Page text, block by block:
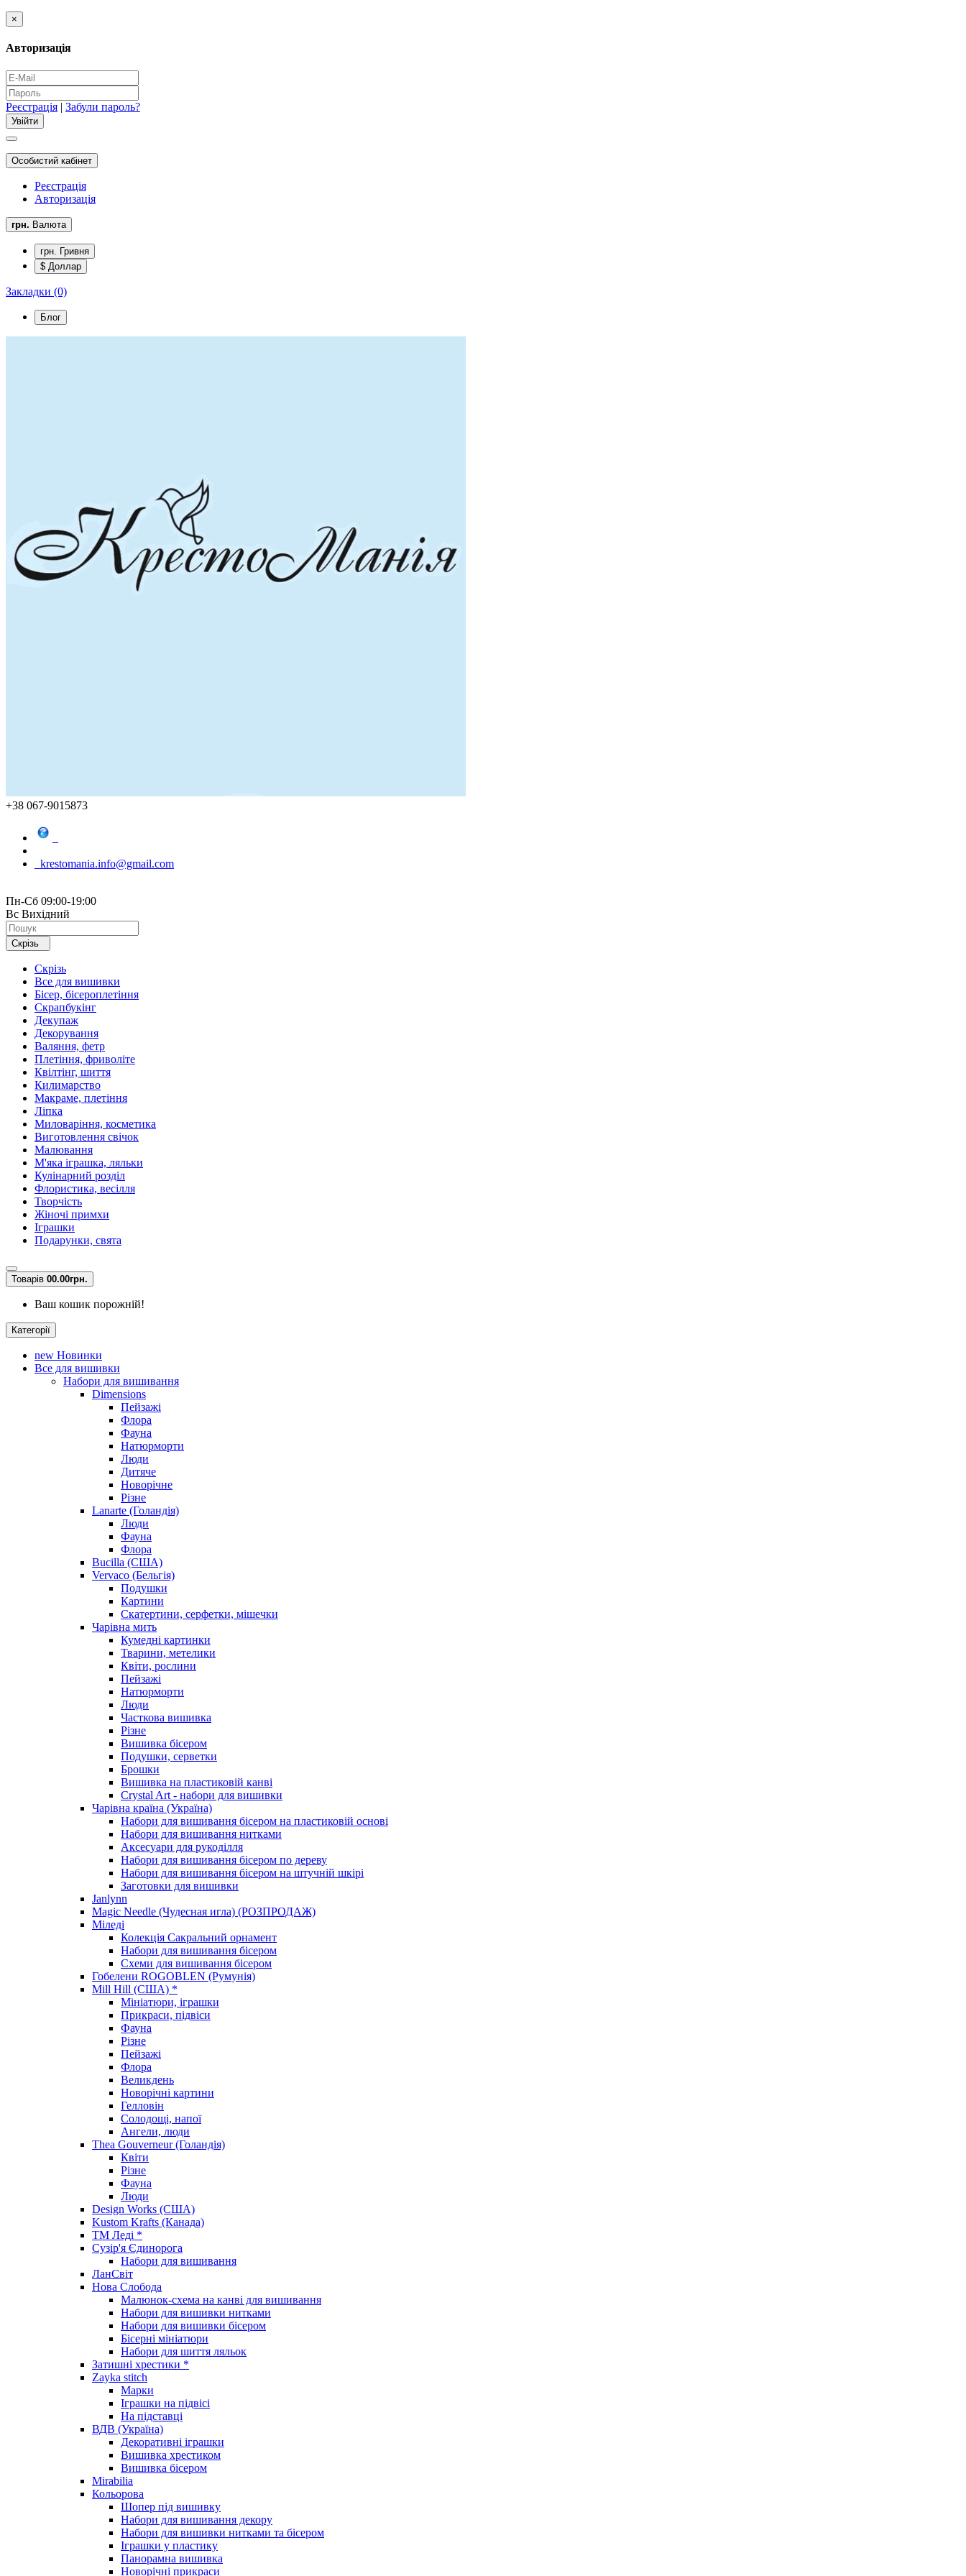
×
Авторизація
Реєстрація | Забули пароль?
Особистий кабінет
Реєстрація
Авторизація
грн. Валюта
грн. Гривня
$ Доллар
Закладки (0)
Блог
+38 067-9015873
krestomania.info@gmail.com
Пн-Сб 09:00-19:00
Вс Вихідний
Скрізь
Скрізь
Все для вишивки
Бісер, бісероплетіння
Скрапбукінг
Декупаж
Декорування
Валяння, фетр
Плетіння, фриволіте
Квілтінг, шиття
Килимарство
Макраме, плетіння
Ліпка
Миловаріння, косметика
Виготовлення свічок
Малювання
М'яка іграшка, ляльки
Кулінарний розділ
Флористика, весілля
Творчість
Жіночі примхи
Іграшки
Подарунки, свята
Товарів 00.00грн.
Ваш кошик порожній!
Категорії
new Новинки
Все для вишивки
Набори для вишивання
Dimensions
Пейзажі
Флора
Фауна
Натюрморти
Люди
Дитяче
Новорічне
Різне
Lanarte (Голандія)
Люди
Фауна
Флора
Bucilla (США)
Vervaco (Бельгія)
Подушки
Картини
Скатертини, серфетки, мішечки
Чарiвна мить
Кумедні картинки
Тварини, метелики
Квіти, рослини
Пейзажі
Натюрморти
Люди
Часткова вишивка
Різне
Вишивка бісером
Подушки, серветки
Брошки
Вишивка на пластиковій канві
Crystal Art - набори для вишивки
Чарівна країна (Україна)
Набори для вишивання бісером на пластиковій основі
Набори для вишивання нитками
Аксесуари для рукоділля
Набори для вишивання бісером по дереву
Набори для вишивання бісером на штучній шкірі
Заготовки для вишивки
Janlynn
Magic Needle (Чудесная игла) (РОЗПРОДАЖ)
Міледі
Колекція Сакральний орнамент
Набори для вишивання бісером
Схеми для вишивання бісером
Гобелени ROGOBLEN (Румунія)
Mill Hill (США) *
Мініатюри, іграшки
Прикраси, підвіси
Фауна
Різне
Пейзажі
Флора
Великдень
Новорічні картини
Гелловін
Солодощі, напої
Ангели, люди
Thea Gouverneur (Голандія)
Квіти
Різне
Фауна
Люди
Design Works (США)
Kustom Krafts (Канада)
ТМ Леді *
Сузір'я Єдинорога
Набори для вишивання
ЛанСвіт
Нова Слобода
Малюнок-схема на канві для вишивання
Набори для вишивки нитками
Набори для вишивки бісером
Бісерні мініатюри
Набори для шиття ляльок
Затишні хрестики *
Zayka stitch
Марки
Іграшки на підвісі
На підставці
ВДВ (Україна)
Декоративні іграшки
Вишивка хрестиком
Вишивка бісером
Mirabilia
Кольорова
Шопер під вишивку
Набори для вишивання декору
Набори для вишивки нитками та бісером
Іграшки у пластику
Панорамна вишивка
Новорічні прикраси